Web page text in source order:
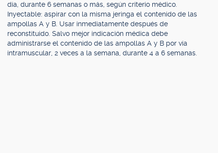
día, durante 6 semanas o más, según criterio médico.
Inyectable: aspirar con la misma jeringa el contenido de las
ampollas A y B. Usar inmediatamente después de
reconstituido. Salvo mejor indicación médica debe
administrarse el contenido de las ampollas A y B por vía
intramuscular, 2 veces a la semana, durante 4 a 6 semanas.